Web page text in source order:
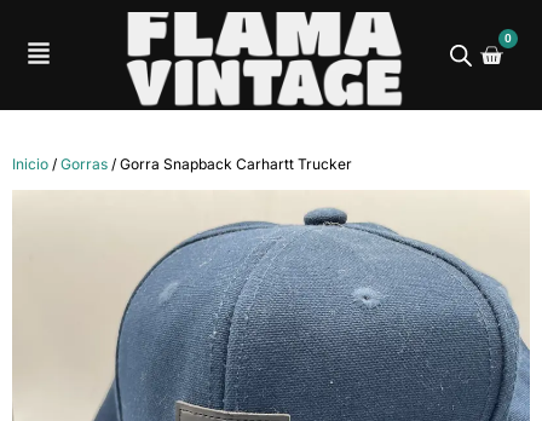
0
Inicio / Gorras / Gorra Snapback Carhartt Trucker